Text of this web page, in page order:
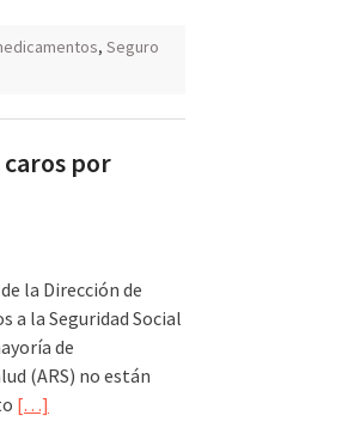
, Seguro
caros por
la Dirección de
a la Seguridad Social
de
(ARS) no están
[…]